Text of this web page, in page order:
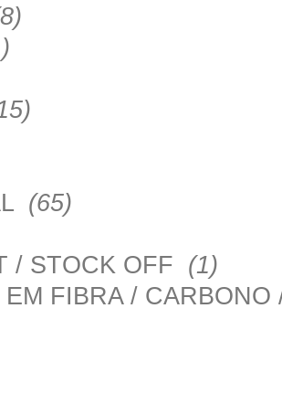
(65)
/ STOCK OFF (1)
EM FIBRA /